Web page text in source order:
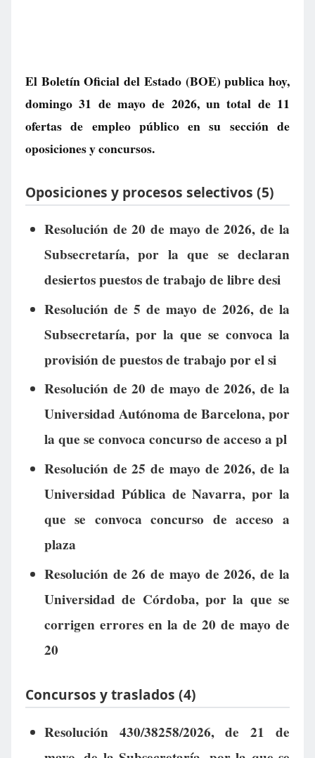
El Boletín Oficial del Estado (BOE) publica hoy,
domingo 31 de mayo de 2026, un total de 11
ofertas de empleo públicoen su sección de
oposiciones y concursos.
Oposiciones y procesos selectivos (5)
Resolución de 20 de mayo de 2026, de la
Subsecretaría, por la que se declaran
desiertos puestos de trabajo de libre desi
Resolución de 5 de mayo de 2026, de la
Subsecretaría, por la que se convoca la
provisión de puestos de trabajo por el si
Resolución de 20 de mayo de 2026, de la
Universidad Autónoma de Barcelona, por
la que se convoca concurso de acceso a pl
Resolución de 25 de mayo de 2026, de la
Universidad Pública de Navarra, por la
que se convoca concurso de acceso a
plaza
Resolución de 26 de mayo de 2026, de la
Universidad de Córdoba, por la que se
corrigen errores en la de 20 de mayo de
20
Concursos y traslados (4)
Resolución 430/38258/2026, de 21 de